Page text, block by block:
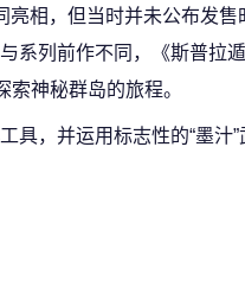
相，但当时并未公布发
系列前作不同，《斯普拉
神秘群岛的旅程。
具，并运用标志性的“墨汁